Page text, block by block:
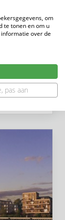
De
zijn
om
te tonen en om u
over de
pas aan